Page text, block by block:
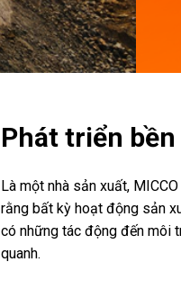
Phát triển
Là một nhà sản xuất,
rằng bất kỳ hoạt động sản
có những tác động đến môi
quanh.